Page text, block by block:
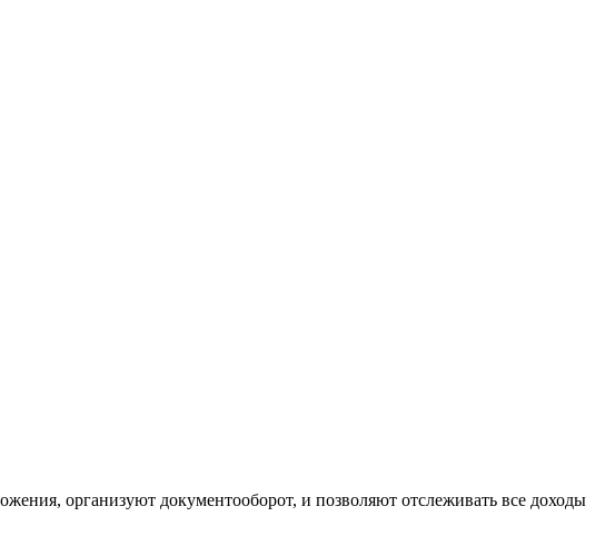
организуют документооборот, и позволяют отслеживать все доходы